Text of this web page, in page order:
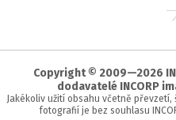
Copyright © 2009—2026
dodavatelé INCORP
Jakékoliv užití obsahu včetně
fotografií je bez souhlasu